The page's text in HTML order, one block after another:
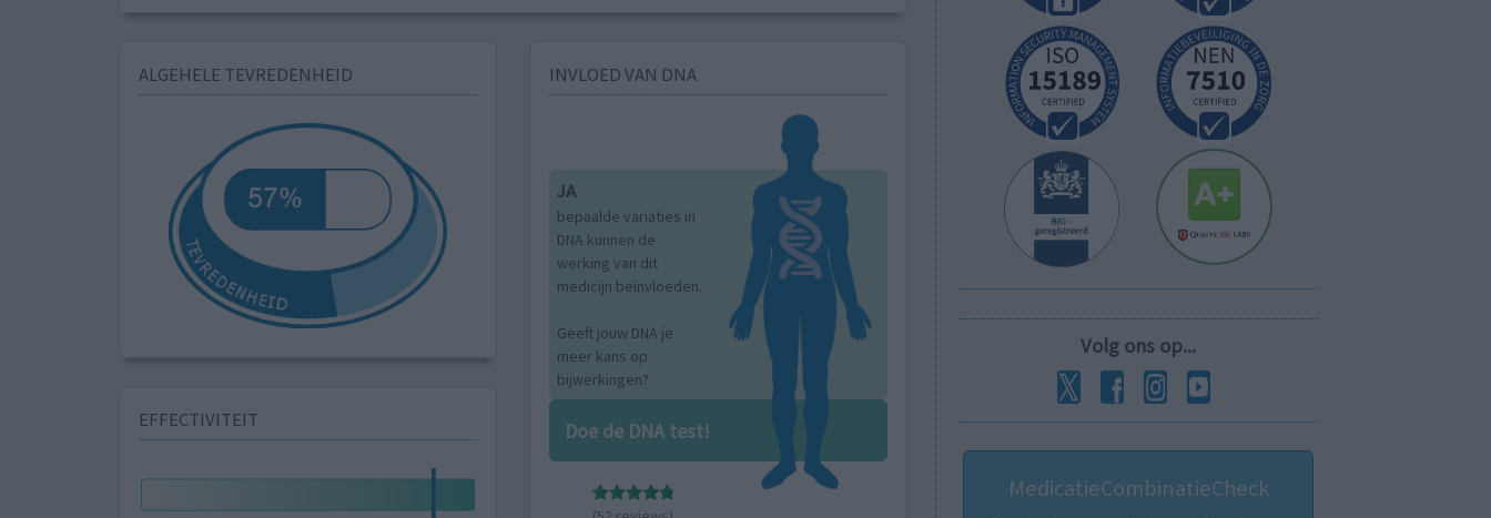
ALGEHELE TEVREDENHEID
EFFECTIVITEIT
INVLOED VAN DNA
JA
bepaalde variaties in
DNA kunnen de
werking van dit
medicijn beïnvloeden.
Geeft jouw DNA je
meer kans op
bijwerkingen?
Doe de DNA test!
Volg ons op...
MedicatieCombinatieCheck